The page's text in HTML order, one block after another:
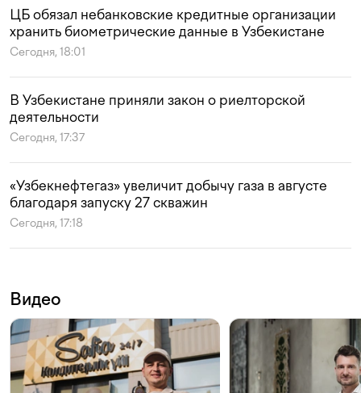
ЦБ обязал небанковские кредитные организации
хранить биометрические данные в Узбекистане
Сегодня, 18:01
В Узбекистане приняли закон о риелторской
деятельности
Сегодня, 17:37
«Узбекнефтегаз» увеличит добычу газа в августе
благодаря запуску 27 скважин
Сегодня, 17:18
Видео